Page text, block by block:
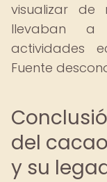
visualizar
llevaban a
actividades
Fuente
del
y su